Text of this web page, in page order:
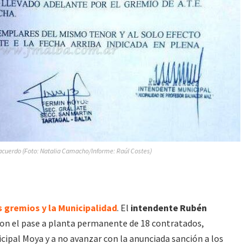
(Foto: Natalia Camacho/Informe: Raúl Costes)
y la Municipalidad. El intendente Rubén
el pase a planta permanente de 18 contratados,
Moya y a no avanzar con la anunciada sanción a los